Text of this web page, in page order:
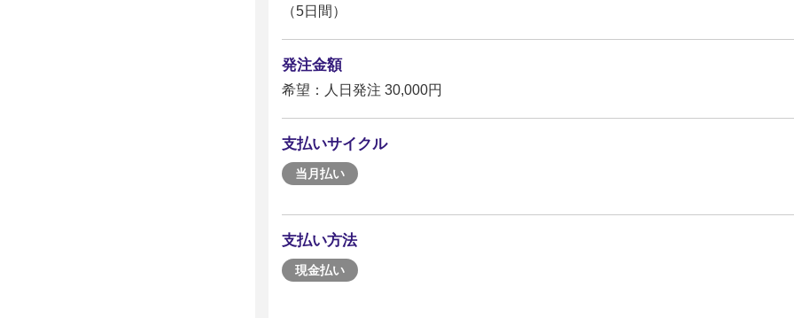
（5日間）
発注金額
希望：人日発注 30,000円
支払いサイクル
当月払い
支払い方法
現金払い